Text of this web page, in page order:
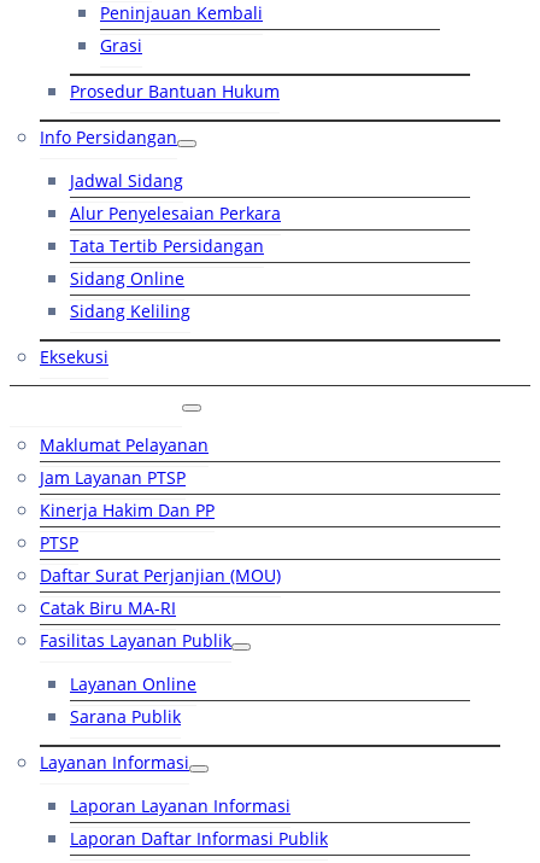
Peninjauan Kembali
Grasi
Prosedur Bantuan Hukum
Info Persidangan
Jadwal Sidang
Alur Penyelesaian Perkara
Tata Tertib Persidangan
Sidang Online
Sidang Keliling
Eksekusi
Maklumat Pelayanan
Jam Layanan PTSP
Kinerja Hakim Dan PP
PTSP
Daftar Surat Perjanjian (MOU)
Catak Biru MA-RI
Fasilitas Layanan Publik
Layanan Online
Sarana Publik
Layanan Informasi
Laporan Layanan Informasi
Laporan Daftar Informasi Publik